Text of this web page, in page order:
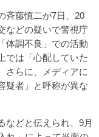
斉藤慎二が7日、20
などの疑いで警視庁
体調不良」での活動
では「心配していた
さらに、メディアに
疑者」と呼称が異な
どと伝えられ、9月